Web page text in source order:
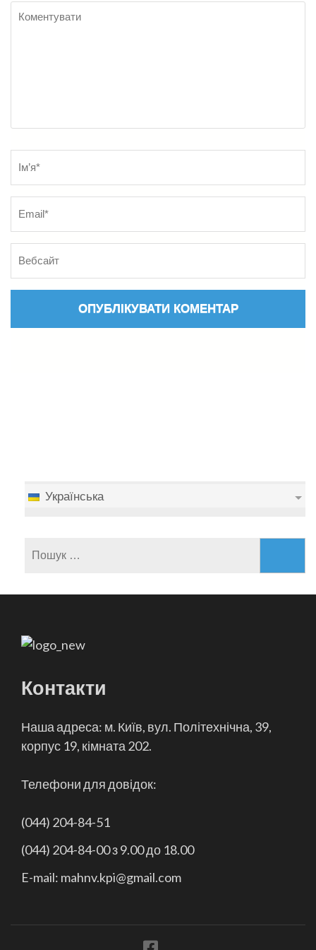
Українська
Контакти
Наша адреса: м. Київ, вул. Політехнічна, 39,
корпус 19, кімната 202.
Телефони для довідок:
(044) 204-84-51
(044) 204-84-00 з 9.00 до 18.00
E-mail: mahnv.kpi@gmail.com